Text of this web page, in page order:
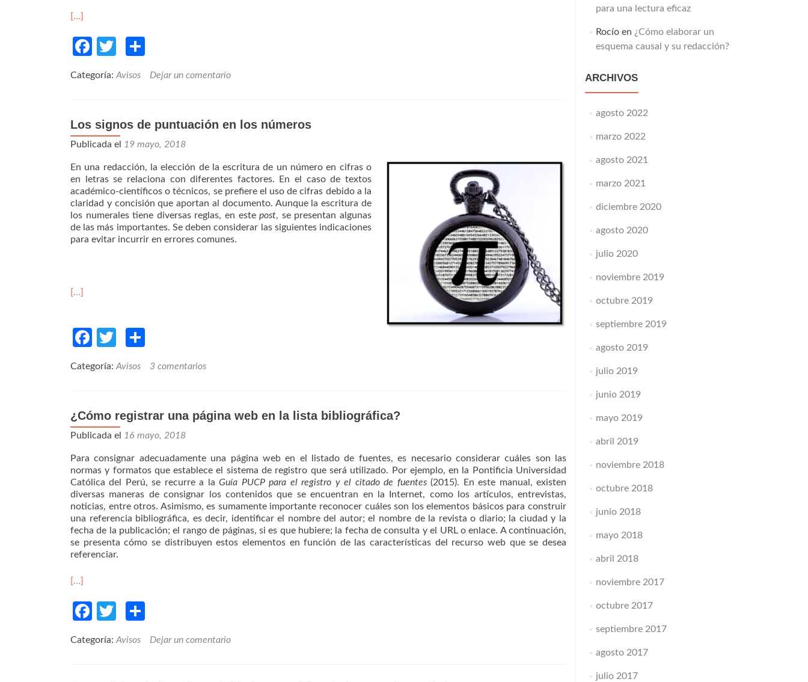
[…]
Facebook
Twitter
Categoría:Avisos Dejar un comentario
Los signos de puntuación en los números
Publicada el 19 mayo, 2018
En una redacción, la elección de la escritura de un número en cifras o
en letras se relaciona con diferentes factores. En el caso de textos
académico-científicos o técnicos, se prefiere el uso de cifras debido a la
claridad y concisión que aportan al documento. Aunque la escritura de
los numerales tiene diversas reglas, en estepost, se presentan algunas
de las más importantes. Se deben considerar las siguientes indicaciones
para evitar incurrir en errores comunes.
[…]
Facebook
Twitter
Categoría:Avisos 3 comentarios
¿Cómo registrar una página web en la lista bibliográfica?
Publicada el 16 mayo, 2018
Para consignar adecuadamente una página web en el listado de fuentes, es necesario considerar cuáles son las
normas y formatos que establece el sistema de registro que será utilizado. Por ejemplo, en la Pontificia Universidad
Católica del Perú, se recurre a laGuía PUCP para el registro y el citado de fuentes(2015). En este manual, existen
diversas maneras de consignar los contenidos que se encuentran en la Internet, como los artículos, entrevistas,
noticias, entre otros. Asimismo, es sumamente importante reconocer cuáles son los elementos básicos para construir
una referencia bibliográfica, es decir, identificar el nombre del autor; el nombre de la revista o diario; la ciudad y la
fecha de la publicación; el rango de páginas, si es que hubiere; la fecha de consulta y el URL o enlace. A continuación,
se presenta cómo se distribuyen estos elementos en función de las características del recurso web que se desea
referenciar.
[…]
Facebook
Twitter
Categoría:Avisos Dejar un comentario
para una lectura eficaz
Rocíoen ¿Cómo elaborar un
esquema causal y su redacción?
ARCHIVOS
agosto 2022
marzo 2022
agosto 2021
marzo 2021
diciembre 2020
agosto 2020
julio 2020
noviembre 2019
octubre 2019
septiembre 2019
agosto 2019
julio 2019
junio 2019
mayo 2019
abril 2019
noviembre 2018
octubre 2018
junio 2018
mayo 2018
abril 2018
noviembre 2017
octubre 2017
septiembre 2017
agosto 2017
julio 2017